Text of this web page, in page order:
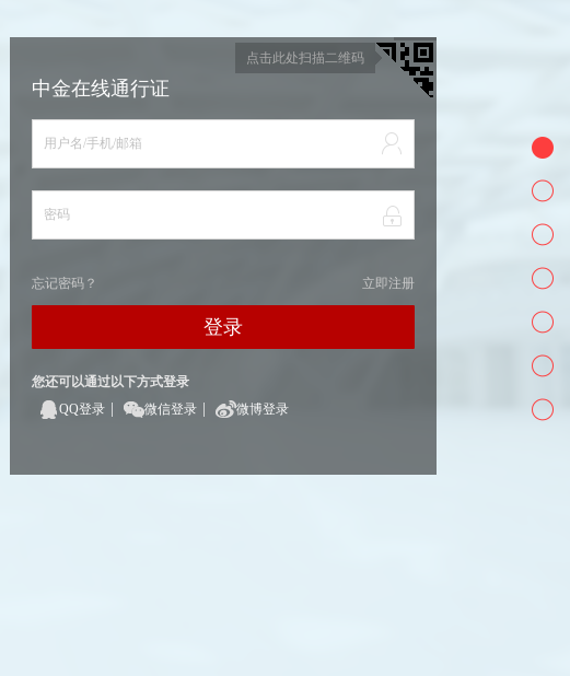
点击此处扫描二维码
中金在线通行证
用户名/手机/邮箱
密码
立即注册
忘记密码？
登录
您还可以通过以下方式登录
QQ登录
微信登录 微博登录